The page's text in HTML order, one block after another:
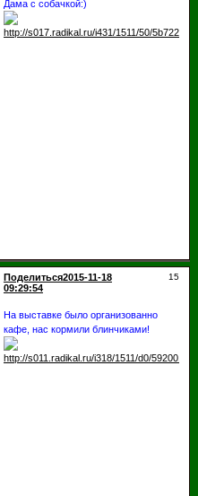
Дама с собачкой:)
Поделиться 15
2015-11-18
09:29:54
На выставке было организованно
кафе, нас кормили блинчиками!